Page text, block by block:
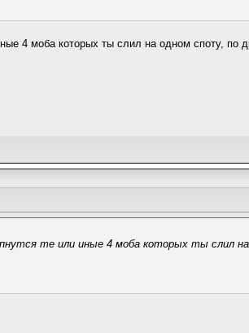
4 моба которых ты слил на одном споту, по
те или иные 4 моба которых ты слил